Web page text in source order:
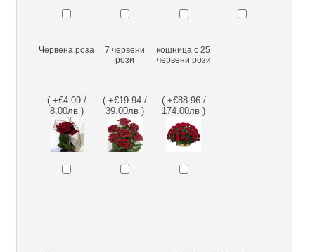
Червена роза
( +€4.09 /
8.00лв )
7 червени
рози
( +€19.94 /
39.00лв )
кошница с 25
червени рози
( +€88.96 /
174.00лв )